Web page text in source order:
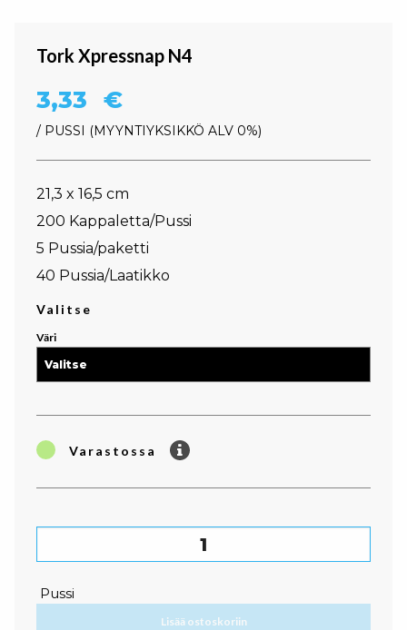
Tork Xpressnap N4
3,33 €
/ PUSSI MYYNTIYKSIKKÖ ALV 0%
21,3 x 16,5 cm
200 Kappaletta/Pussi
5 Pussia/paketti
40 Pussia/Laatikko
Valitse
Väri
Varastossa
Pussi
Lisää ostoskoriin